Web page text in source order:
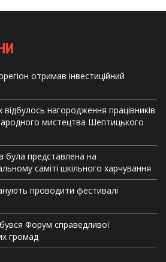
отримав інвеcтиційний
нагородження працівників
мистецтва Шептицького
була представлена на
саміті шкільного харчування
проводити фестивалі
Форум справедливої
громад